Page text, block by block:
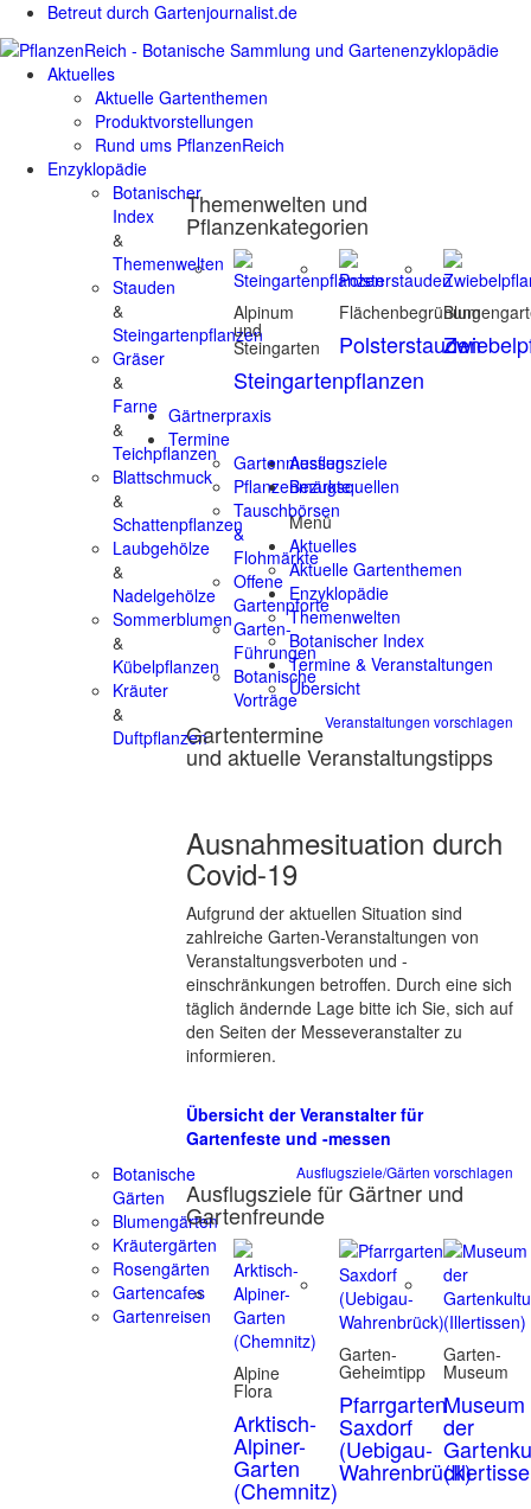
Betreut durch Gartenjournalist.de
Aktuelles
Aktuelle Gartenthemen
Produktvorstellungen
Rund ums PflanzenReich
Enzyklopädie
Botanischer
Index
&
Themenwelten
Stauden
&
Steingartenpflanzen
Gräser
&
Farne
&
Teichpflanzen
Blattschmuck
&
Schattenpflanzen
Laubgehölze
&
Nadelgehölze
Sommerblumen
&
Kübelpflanzen
Kräuter
&
Duftpflanzen
Themenwelten und
Pflanzenkategorien
Alpinum
und
Steingarten
Steingartenpflanzen
Flächenbegrünung
Polsterstauden
Gärtnerpraxis
Termine
Gartenmessen
Pflanzenmärkte
Tauschbörsen
&
Flohmärkte
Offene
Gartenpforte
Garten-
Führungen
Botanische
Vorträge
Veranstaltungen vorschlagen
Gartentermine
und aktuelle Veranstaltungstipps
Ausnahmesituation durch
Covid-19
Aufgrund der aktuellen Situation sind
zahlreiche Garten-Veranstaltungen von
Veranstaltungsverboten und -
einschränkungen betroffen. Durch eine sich
täglich ändernde Lage bitte ich Sie, sich auf
den Seiten der Messeveranstalter zu
informieren.
Übersicht der Veranstalter für
Gartenfeste und -messen
Ausflugsziele
Botanische
Gärten
Blumengärten
Kräutergärten
Rosengärten
Gartencafes
Gartenreisen
Ausflugsziele/Gärten vorschlagen
Ausflugsziele für Gärtner und
Gartenfreunde
Alpine
Flora
Arktisch-
Alpiner-
Garten
(Chemnitz)
Garten-
Geheimtipp
Pfarrgarten
Saxdorf
(Uebigau-
Wahrenbrück)
Garten-
Museum
Museum
der
Bezugsquellen
Menü
Aktuelles
Aktuelle Gartenthemen
Enzyklopädie
Themenwelten
Botanischer Index
Termine & Veranstaltungen
Übersicht